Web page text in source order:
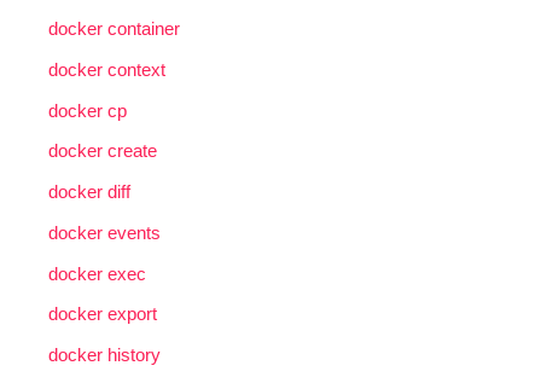
docker container
docker context
docker cp
docker create
docker diff
docker events
docker exec
docker export
docker history